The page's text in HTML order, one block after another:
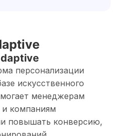
персонализации
искусственного
менеджерам
и компаниям
повышать конверсию,